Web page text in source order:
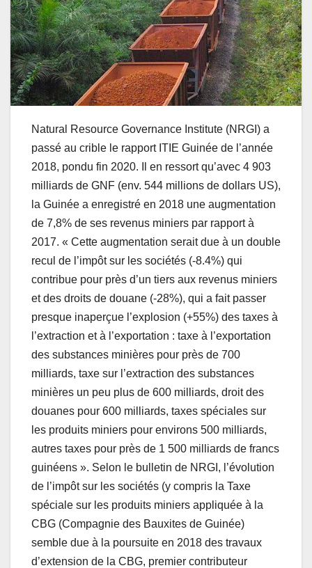
Natural Resource Governance Institute (NRGI) a
passé au crible le rapport ITIE Guinée de l’année
2018, pondu fin 2020. Il en ressort qu’avec 4 903
milliards de GNF (env. 544 millions de dollars US),
la Guinée a enregistré en 2018 une augmentation
de 7,8% de ses revenus miniers par rapport à
2017. « Cette augmentation serait due à un double
recul de l’impôt sur les sociétés (-8.4%) qui
contribue pour près d’un tiers aux revenus miniers
et des droits de douane (-28%), qui a fait passer
presque inaperçue l’explosion (+55%) des taxes à
l’extraction et à l’exportation : taxe à l’exportation
des substances minières pour près de 700
milliards, taxe sur l’extraction des substances
minières un peu plus de 600 milliards, droit des
douanes pour 600 milliards, taxes spéciales sur
les produits miniers pour environs 500 milliards,
autres taxes pour près de 1 500 milliards de francs
guinéens ». Selon le bulletin de NRGI, l’évolution
de l’impôt sur les sociétés (y compris la Taxe
spéciale sur les produits miniers appliquée à la
CBG (Compagnie des Bauxites de Guinée)
semble due à la poursuite en 2018 des travaux
d’extension de la CBG, premier contributeur